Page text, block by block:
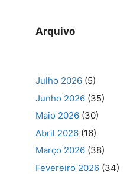
Arquivo
Julho 2026 (5)
Junho 2026 (35)
Maio 2026 (30)
Abril 2026 (16)
Março 2026 (38)
Fevereiro 2026 (34)